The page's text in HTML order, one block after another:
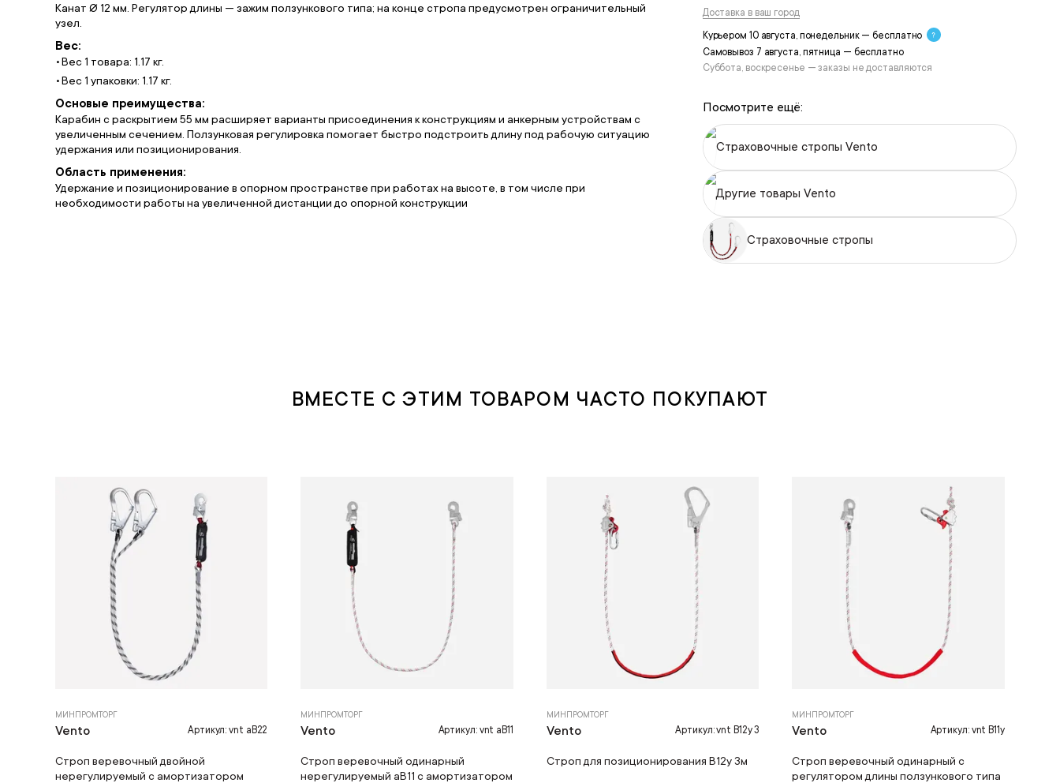
Канат Ø 12 мм. Регулятор длины — зажим ползункового типа; на конце стропа предусмотрен ограничительный
узел.
Вес:
Вес 1 товара: 1.17 кг.
Вес 1 упаковки: 1.17 кг.
Основые преимущества:
Карабин с раскрытием 55 мм расширяет варианты присоединения к конструкциям и анкерным устройствам с
увеличенным сечением. Ползунковая регулировка помогает быстро подстроить длину под рабочую ситуацию
удержания или позиционирования.
Область применения:
Удержание и позиционирование в опорном пространстве при работах на высоте, в том числе при
необходимости работы на увеличенной дистанции до опорной конструкции
Доставка в ваш город
Курьером 10 августа, понедельник — бесплатно
Самовывоз 7 августа, пятница — бесплатно
Суббота, воскресенье — заказы не доставляются
Посмотрите ещё:
Страховочные стропы Vento
Другие товары Vento
Страховочные стропы
ВМЕСТЕ С ЭТИМ ТОВАРОМ ЧАСТО ПОКУПАЮТ
МИНПРОМТОРГ
Vento Артикул: vnt aB22
Строп веревочный двойной
нерегулируемый с амортизатором
МИНПРОМТОРГ
Vento Артикул: vnt aB11
Строп веревочный одинарный
нерегулируемый аВ11 с амортизатором
МИНПРОМТОРГ
Vento Артикул: vnt B12y 3
Строп для позиционирования В12у 3м
МИНПРОМТОРГ
Vento Артикул: vnt B11y
Строп веревочный одинарный с
регулятором длины ползункового типа